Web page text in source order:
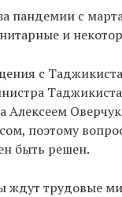
пандемии с
и
с
Алексеем
поэтому
быть решен.
ждут трудовые